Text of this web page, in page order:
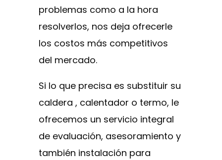
problemas como a la hora
resolverlos, nos deja ofrecerle
los costos más competitivos
del mercado.
Si lo que precisa es substituir su
caldera , calentador o termo, le
ofrecemos un servicio integral
de evaluación, asesoramiento y
también instalación para